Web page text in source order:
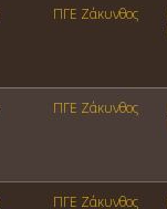
ΠΓΕ Ζάκυνθος
ΠΓΕ Ζάκυνθος
ΠΓΕ Ζάκυνθος